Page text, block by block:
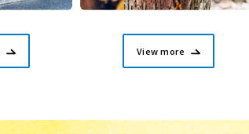
View more